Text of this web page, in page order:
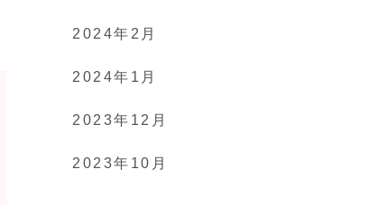
2024年2月
2024年1月
2023年12月
2023年10月